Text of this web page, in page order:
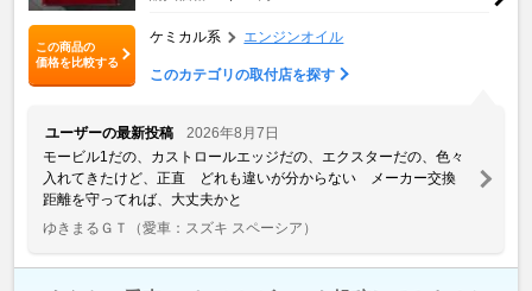
この商品の
価格を比較する
ケミカル系 エンジンオイル
このカテゴリの取付店を探す
ユーザーの最新投稿
2026年8月7日
モービル1だの、カストロールエッジだの、エクスターだの、色々
入れてきたけど、正直 どれも違いが分からない メーカー交換
距離を守ってれば、大丈夫かと
ゆきまるＧＴ
（愛車：スズキ スペーシア）